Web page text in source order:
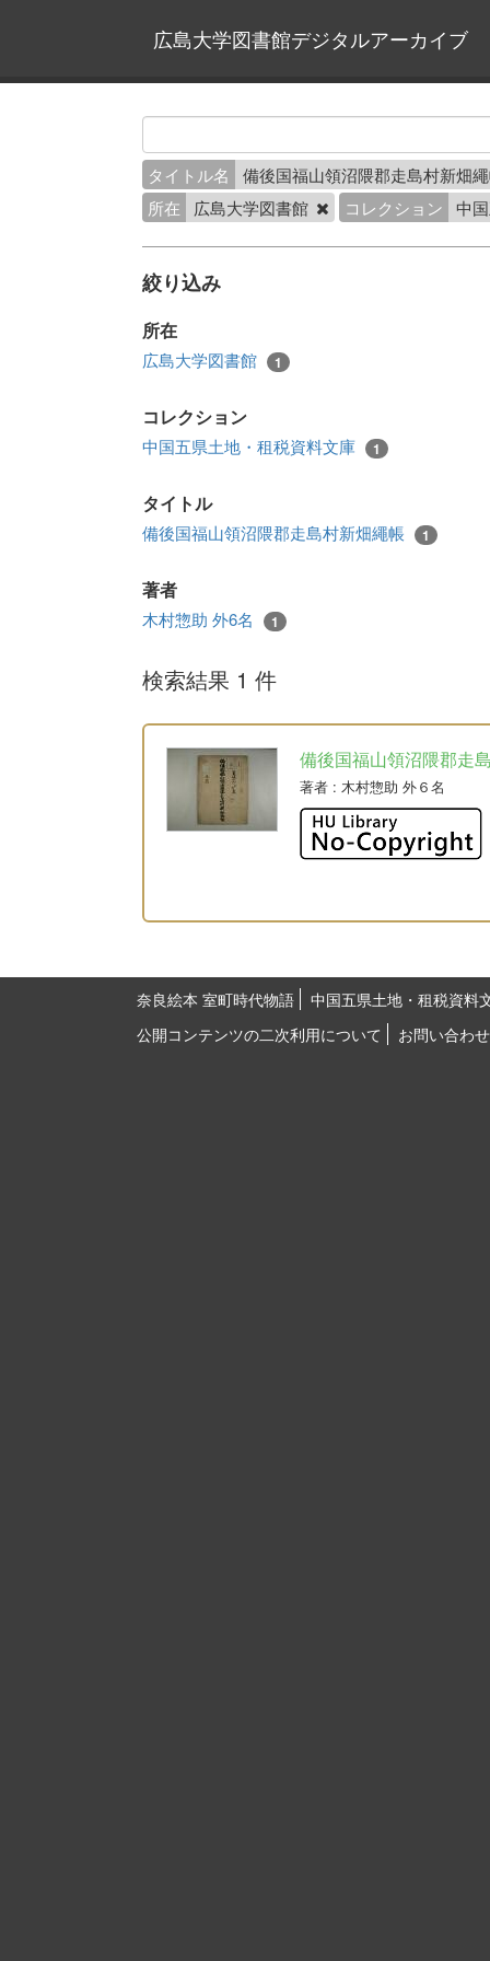
広島大学図書館デジタルアーカイブ
タイトル名
備後国福山領沼隈郡走島村新畑
所在
広島大学図書館 コレクション 中
絞り込み
所在
広島大学図書館 1
コレクション
中国五県土地・租税資料文庫 1
タイトル
備後国福山領沼隈郡走島村新畑繩帳 1
著者
木村惣助 外6名 1
検索結果 1 件
備後国福山領沼隈郡走
著者 : 木村惣助 外６名
奈良絵本 室町時代物語
中国五県土地・租税資料
公開コンテンツの二次利用について
お問い合わせ